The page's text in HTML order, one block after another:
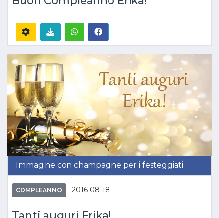
Immagine con champagne per i festeggiati
COMPLEANNO 2016-08-18
Tanti auguri Erika!